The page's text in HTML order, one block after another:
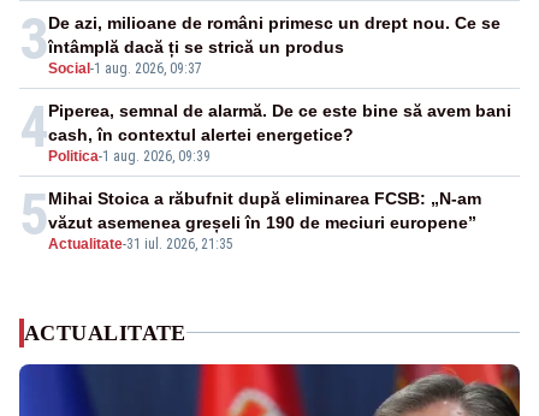
3Social-1 aug. 2026, 09:37
De azi, milioane de români primesc un drept nou. Ce se
întâmplă dacă ți se strică un produs
4Politica-1 aug. 2026, 09:39
Piperea, semnal de alarmă. De ce este bine să avem bani
cash, în contextul alertei energetice?
5Actualitate-31 iul. 2026, 21:35
Mihai Stoica a răbufnit după eliminarea FCSB: „N-am
văzut asemenea greșeli în 190 de meciuri europene”
ACTUALITATE